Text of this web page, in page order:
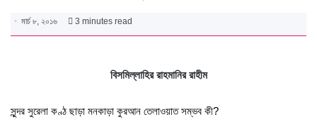
মার্চ ৮, ২০১৬ 3 minutes read
বিসমিল্লাহির রাহমানির রাহীম
সুন্দর সুরেলা কণ্ঠ ছাড়া মনকাড়া কুরআন তেলাওয়াত সম্ভব কী?